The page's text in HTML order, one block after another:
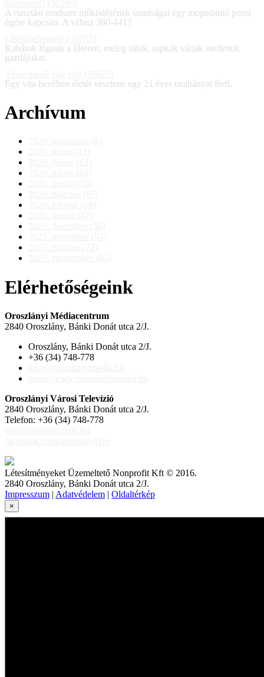
A riasztási rendszer működésének tanulságai egy mopedautó porrá
égése kapcsán. A válasz 360-441?
Kabátok lógnak a főtéren, meleg sálak, sapkák várják mellettük
gazdájukat.
Egy vita hevében életét vesztette egy 21 éves tatabányai férfi.
Archívum
Elérhetőségeink
Oroszlányi Médiacentrum
2840 Oroszlány, Bánki Donát utca 2/J.
Oroszlány, Bánki Donát utca 2/J.
+36 (34) 748-778
Oroszlányi Városi Televízió
2840 Oroszlány, Bánki Donát utca 2/J.
Telefon: +36 (34) 748-778
Létesítményeket Üzemeltető Nonprofit Kft © 2016.
2840 Oroszlány, Bánki Donát utca 2/J.
Impresszum | Adatvédelem | Oldaltérkép
×